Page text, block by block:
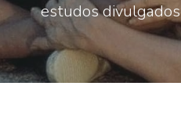
estudos divulgados